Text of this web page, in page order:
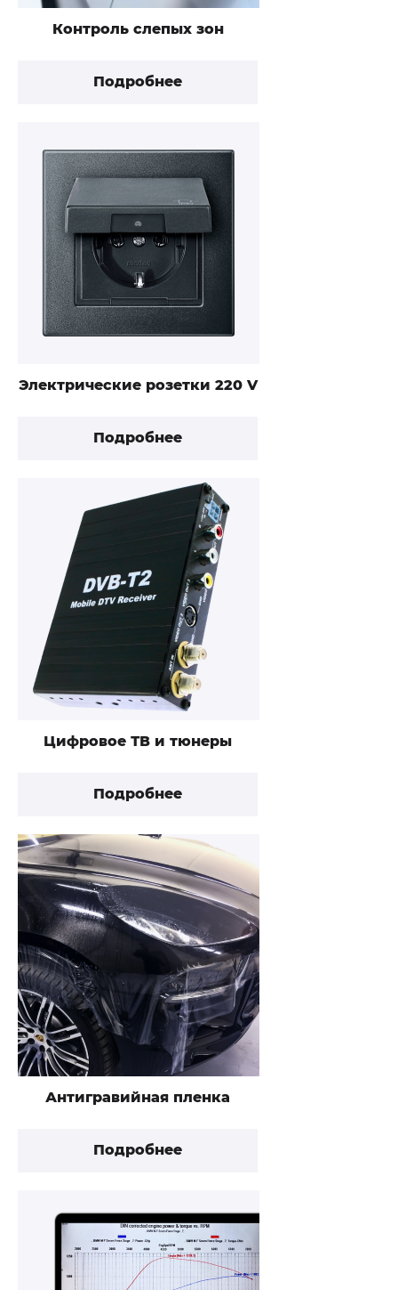
Контроль слепых зон
Подробнее
Электрические розетки 220 V
Подробнее
Цифровое ТВ и тюнеры
Подробнее
Антигравийная пленка
Подробнее